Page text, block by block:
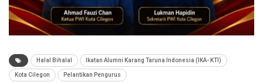
Halal Bihalal Ikatan Alumni Karang Taruna Indonesia (IKA- KTI)
Kota Cilegon Pelantikan Pengurus